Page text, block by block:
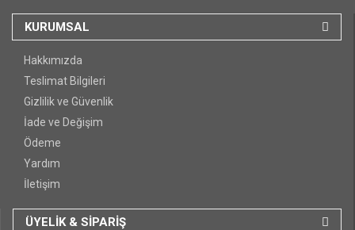
KURUMSAL
Hakkımızda
Teslimat Bilgileri
Gizlilik ve Güvenlik
İade ve Değişim
Ödeme
Yardım
İletişim
ÜYELİK & SİPARİŞ